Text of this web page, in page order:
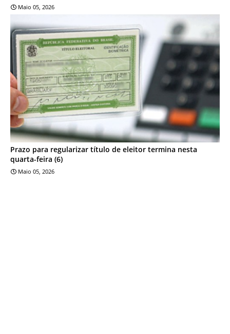
Maio 05, 2026
NOTÍCIA
Prazo para regularizar título de eleitor termina nesta
quarta-feira (6)
Maio 05, 2026